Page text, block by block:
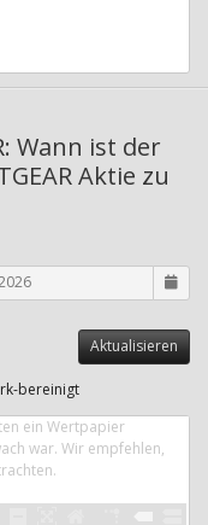
Wann ist der
Aktie zu
bereinigt
ein Wertpapier
war. Wir empfehlen,